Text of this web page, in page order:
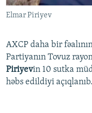
Elmar Piriyev
AXCP daha bir
Partiyanın Tovuz
Piriyevin 10 sutka
həbs edildiyi açıqlanıb.